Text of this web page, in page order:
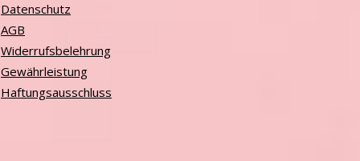
Datenschutz
AGB
Widerrufsbelehrung
Gewährleistung
Haftungsausschluss